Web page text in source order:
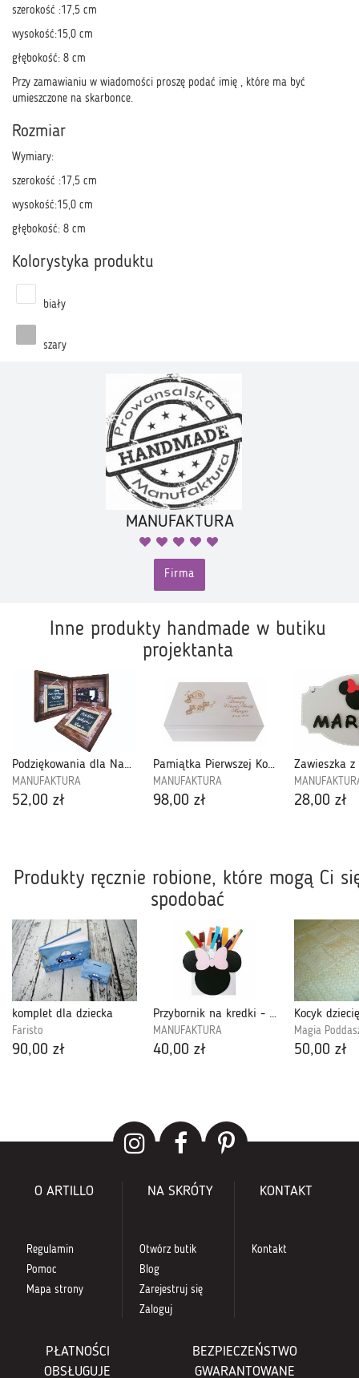
szerokość :17,5 cm
wysokość:15,0 cm
głębokość: 8 cm
Przy zamawianiu w wiadomości proszę podać imię , które ma być
umieszczone na skarbonce.
Rozmiar
Wymiary:
szerokość :17,5 cm
wysokość:15,0 cm
głębokość: 8 cm
Kolorystyka produktu
biały
szary
MANUFAKTURA
Firma
Inne produkty handmade w butiku
projektanta
Podziękowania dla Nauczycieli-DZN06
MANUFAKTURA
52,00 zł
Pamiątka Pierwszej Komunii Świętej-PK3PB08
MANUFAKTURA
98,00 zł 28,00 zł
Produkty ręcznie robione, które mogą Ci
spodobać
komplet dla dziecka
Faristo
90,00 zł
Przybornik na kredki - Minnie - OMM02
MANUFAKTURA
40,00 zł
Kocyk
Magia
50,00 zł
O ARTILLO
Regulamin
Pomoc
Mapa strony
NA SKRÓTY
Otwórz butik
Blog
Zarejestruj się
Zaloguj
KONTAKT
Kontakt
PŁATNOŚCI
OBSŁUGUJE
BEZPIECZEŃSTWO
GWARANTOWANE